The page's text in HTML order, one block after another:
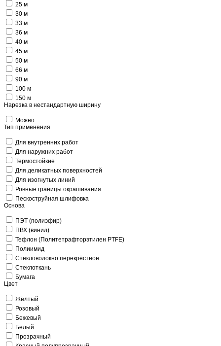
25 м
30 м
33 м
36 м
40 м
45 м
50 м
66 м
90 м
100 м
150 м
Нарезка в нестандартную ширину
Можно
Тип применения
Для внутренних работ
Для наружних работ
Термостойкие
Для деликатных поверхностей
Для изогнутых линий
Ровные границы окрашивания
Пескоструйная шлифовка
Основа
ПЭТ (полиэфир)
ПВХ (винил)
Тефлон (Политетрафторэтилен PTFE)
Полиимид
Стекловолокно перекрёстное
Стеклоткань
Бумага
Цвет
Жёлтый
Розовый
Бежевый
Белый
Прозрачный